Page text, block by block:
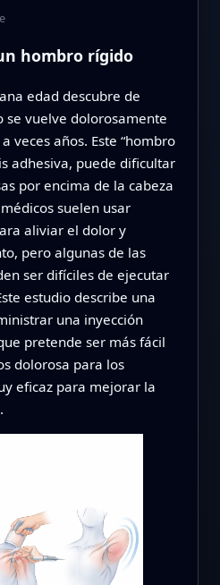
hombro rígido
edad descubre de
se vuelve dolorosamente
veces años. Este “hombro
adhesiva, puede dificultar
por encima de la cabeza
suelen usar
aliviar el dolor y
pero algunas de las
ser difíciles de ejecutar
estudio describe una
una inyección
pretende ser más fácil
dolorosa para los
eficaz para mejorar la